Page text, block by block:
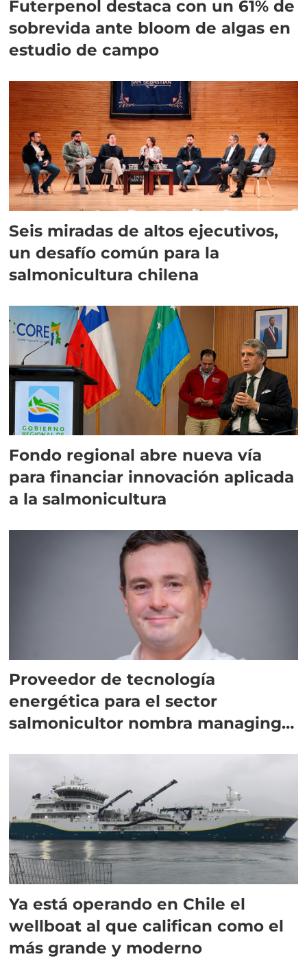
Futerpenol destaca con un 61% de
sobrevida ante bloom de algas en
estudio de campo
Seis miradas de altos ejecutivos,
un desafío común para la
salmonicultura chilena
Fondo regional abre nueva vía
para financiar innovación aplicada
a la salmonicultura
Proveedor de tecnología
energética para el sector
salmonicultor nombra managing
Ya está operando en Chile el
wellboat al que califican como el
más grande y moderno